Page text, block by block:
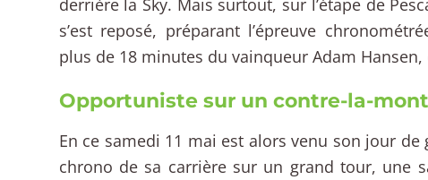
s’est reposé, préparant l’épreuve
plus de 18 minutes du vainqueur Adam Hansen,
Opportuniste sur un contre-la-
En ce samedi 11 mai est alors venu son jour
chrono de sa carrière sur un grand tour, une